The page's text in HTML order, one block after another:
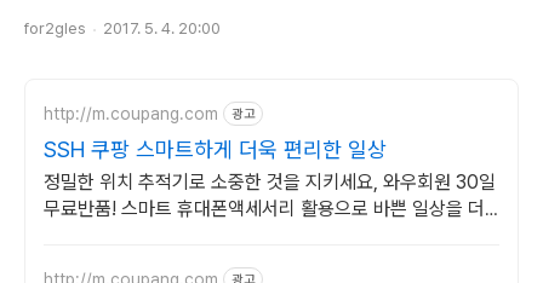
for2gles 2017. 5. 4. 20:00
http://m.coupang.com 광고
SSH 쿠팡 스마트하게 더욱 편리한 일상
정밀한 위치 추적기로 소중한 것을 지키세요, 와우회원 30일
무료반품! 스마트 휴대폰액세서리 활용으로 바쁜 일상을 더
http://m.coupang.com 광고